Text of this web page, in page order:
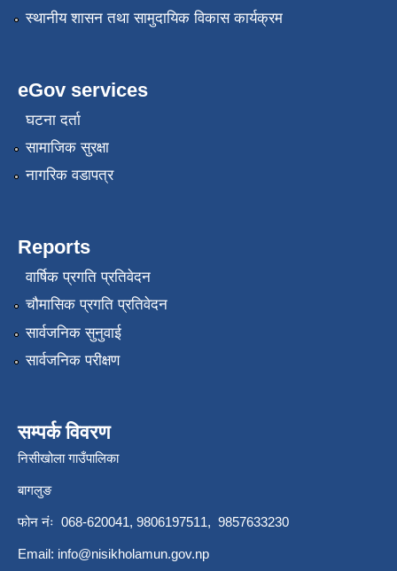
स्थानीय शासन तथा सामुदायिक विकास कार्यक्रम
eGov services
घटना दर्ता
सामाजिक सुरक्षा
नागरिक वडापत्र
Reports
वार्षिक प्रगति प्रतिवेदन
चौमासिक प्रगति प्रतिवेदन
सार्वजनिक सुनुवाई
सार्वजनिक परीक्षण
सम्पर्क विवरण
निसीखोला गाउँपालिका
बागलुङ
फोन नंः 068-620041, 9806197511, 9857633230
Email: info@nisikholamun.gov.np